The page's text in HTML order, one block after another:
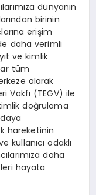
dünyanın
birinin
erişim
daha verimli
ve kimlik
tüm
alarak
Vakfı (TEGV) ile
doğrulama
hareketinin
kullanıcı odaklı
daha
hayata